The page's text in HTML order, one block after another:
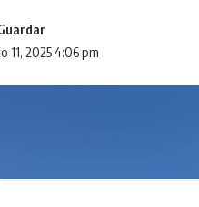
11, 2025 4:06 pm